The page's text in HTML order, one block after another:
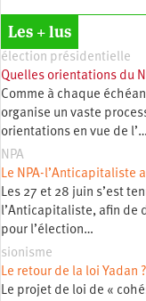
Les + lus
élection présidentielle
Quelles orientations du
Comme à chaque
organise un vaste
orientations en vue de l’…
NPA
Le NPA-l’Anticapitaliste
Les 27 et 28 juin s’est
l’Anticapitaliste, afin de
pour l’élection…
sionisme
Le retour de la loi Yadan ?
Le projet de loi de «